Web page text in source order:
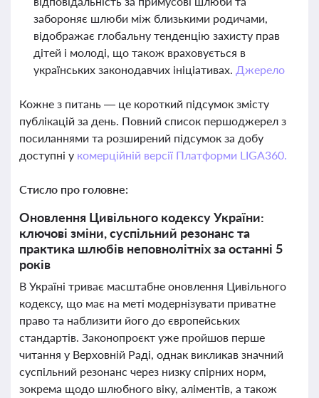
забороняє шлюби між близькими родичами,
відображає глобальну тенденцію захисту прав
дітей і молоді, що також враховується в
українських законодавчих ініціативах. Джерело
Кожне з питань — це короткий підсумок змісту
публікацій за день. Повний список першоджерел з
посиланнями та розширений підсумок за добу
доступні у комерційній версії Платформи LIGA360.
Стисло про головне:
Оновлення Цивільного кодексу України:
ключові зміни, суспільний резонанс та
практика шлюбів неповнолітніх за останні 5
років
В Україні триває масштабне оновлення Цивільного
кодексу, що має на меті модернізувати приватне
право та наблизити його до європейських
стандартів. Законопроєкт уже пройшов перше
читання у Верховній Раді, однак викликав значний
суспільний резонанс через низку спірних норм,
зокрема щодо шлюбного віку, аліментів, а також